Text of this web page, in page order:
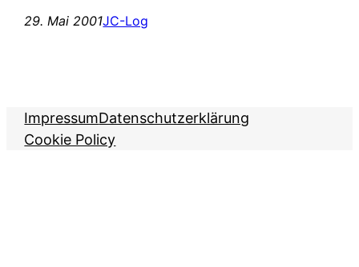
29. Mai 2001JC-Log
ImpressumDatenschutzerklärung
Cookie Policy